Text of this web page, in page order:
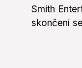
Smith
skončení